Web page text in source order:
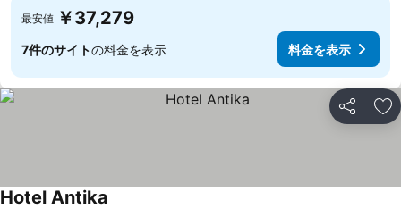
最安値 ￥37,279
7件のサイトの料金を表示 料金を表示
シェア お
Hotel Antika